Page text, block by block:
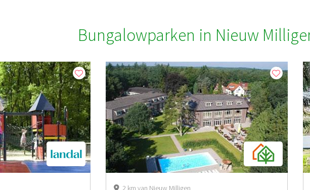
Bungalowparken in Nieuw
2 km van Nieuw Milligen